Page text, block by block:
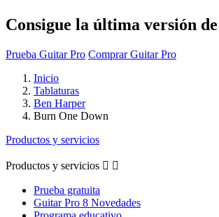
Consigue la última versión
Prueba Guitar Pro Comprar Guitar Pro
Inicio
Tablaturas
Ben Harper
Burn One Down
Productos y servicios
Productos y servicios  
Prueba gratuita
Guitar Pro 8 Novedades